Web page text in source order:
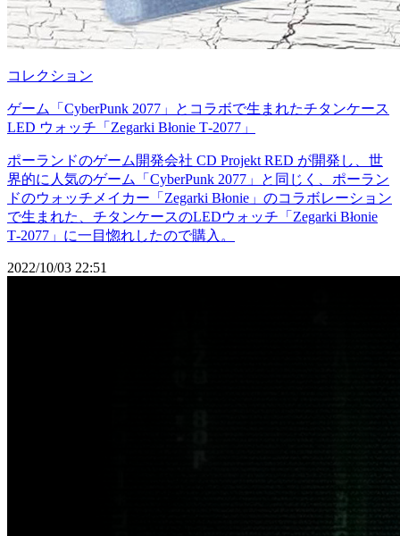
コレクション
ゲーム「CyberPunk 2077」とコラボで生まれたチタンケース
LED ウォッチ「Zegarki Błonie T-2077」
ポーランドのゲーム開発会社 CD Projekt RED が開発し、世
界的に人気のゲーム「CyberPunk 2077」と同じく、ポーラン
ドのウォッチメイカー「Zegarki Błonie」のコラボレーション
で生まれた、チタンケースのLEDウォッチ「Zegarki Błonie
T-2077」に一目惚れしたので購入。
2022/10/03 22:51